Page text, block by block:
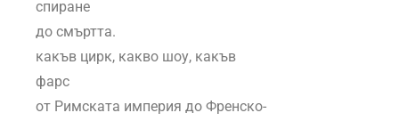
спиране
до смъртта.
какъв цирк, какво шоу, какъв
фарс
от Римската империя до Френско-